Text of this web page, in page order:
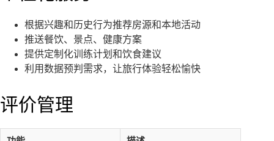
根据兴趣和历史行为推荐房源和本地活动
推送餐饮、景点、健康方案
提供定制化训练计划和饮食建议
利用数据预判需求，让旅行体验轻松愉快
评价管理